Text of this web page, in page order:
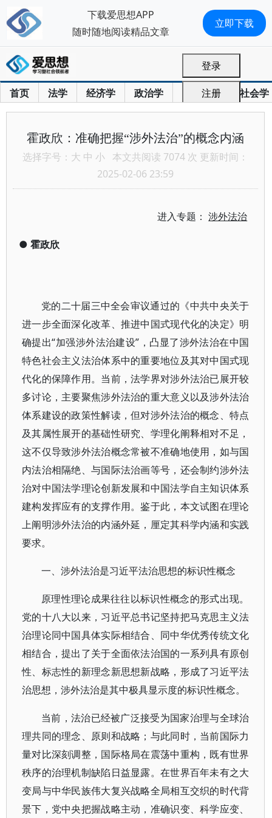
首页 法学 经济学 政治学 国际关系 社会学
登录
注册
霍政欣：准确把握“涉外法治”的概念内涵
选择字号： 大 中 小 本文共阅读 7074 次 更新时间：
2025-02-06 23:59
进入专题：涉外法治
● 霍政欣
党的二十届三中全会审议通过的《中共中央关于
进一步全面深化改革、推进中国式现代化的决定》明
确提出“加强涉外法治建设”，凸显了涉外法治在中国
特色社会主义法治体系中的重要地位及其对中国式现
代化的保障作用。当前，法学界对涉外法治已展开较
多讨论，主要聚焦涉外法治的重大意义以及涉外法治
体系建设的政策性解读，但对涉外法治的概念、特点
及其属性展开的基础性研究、学理化阐释相对不足，
这不仅导致涉外法治概念常被不准确地使用，如与国
内法治相隔绝、与国际法治画等号，还会制约涉外法
治对中国法学理论创新发展和中国法学自主知识体系
建构发挥应有的支撑作用。鉴于此，本文试图在理论
上阐明涉外法治的内涵外延，厘定其科学内涵和实践
要求。
一、涉外法治是习近平法治思想的标识性概念
原理性理论成果往往以标识性概念的形式出现。
党的十八大以来，习近平总书记坚持把马克思主义法
治理论同中国具体实际相结合、同中华优秀传统文化
相结合，提出了关于全面依法治国的一系列具有原创
性、标志性的新理念新思想新战略，形成了习近平法
治思想，涉外法治是其中极具显示度的标识性概念。
当前，法治已经被广泛接受为国家治理与全球治
理共同的理念、原则和战略；与此同时，当前国际力
量对比深刻调整，国际格局在震荡中重构，既有世界
秩序的治理机制缺陷日益显露。在世界百年未有之大
变局与中华民族伟大复兴战略全局相互交织的时代背
景下，党中央把握战略主动，准确识变、科学应变、
下载爱思想APP
随时随地阅读精品文章
立即下载